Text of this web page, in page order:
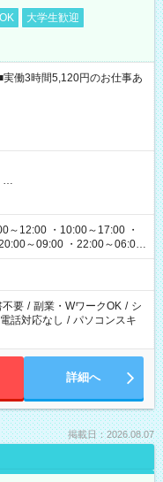
大学生歓迎
働3時間5,120円のお仕事あ
…
～12:00 ・10:00～17:00 ・
～09:00 ・22:00～06:00
不要 / 副業・WワークOK / シ
電話対応なし / パソコンスキ
詳細へ
掲載日：2026.08.07